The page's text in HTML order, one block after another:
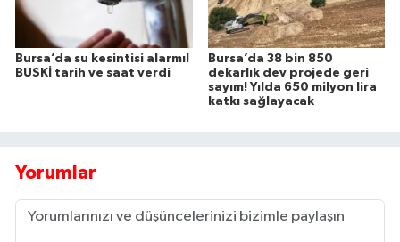
Bursa’da su kesintisi alarmı!
BUSKİ tarih ve saat verdi
Bursa’da 38 bin 850
dekarlık dev projede geri
sayım! Yılda 650 milyon lira
katkı sağlayacak
Yorumlar